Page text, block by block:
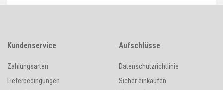
Kundenservice
Zahlungsarten
Lieferbedingungen
Aufschlüsse
Datenschutzrichtlinie
Sicher einkaufen